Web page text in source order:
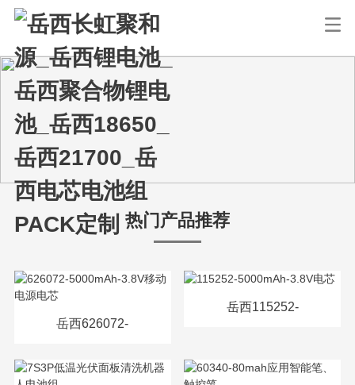
热门产品推荐
岳西626072-
岳西115252-